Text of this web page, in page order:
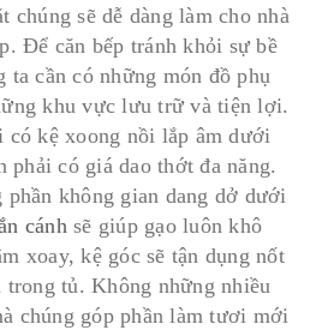
chúng sẽ dễ dàng làm cho nhà
Để căn bếp tránh khỏi sự bề
ta cần có những món đồ phụ
khu vực lưu trữ và tiện lợi.
có kệ xoong nồi lắp âm dưới
phải có giá dao thớt đa năng.
phần không gian dang dở dưới
cánhsẽ giúp gạo luôn khô
xoay, kệ góc sẽ tận dụng nốt
trong tủ. Không những nhiều
chúng góp phần làm tươi mới